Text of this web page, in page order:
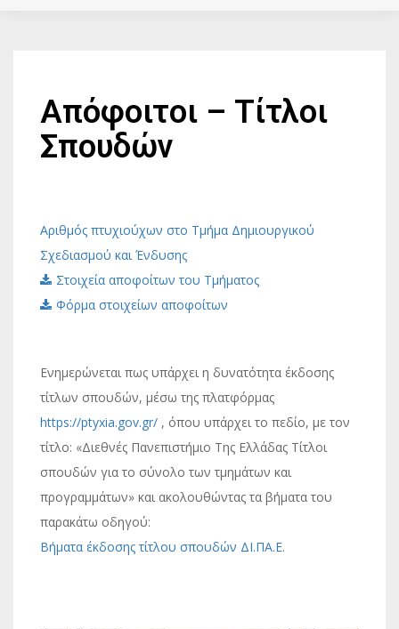
Απόφοιτοι – Τίτλοι
Σπουδών
Αριθμός πτυχιούχων στο Τμήμα Δημιουργικού
Σχεδιασμού και Ένδυσης
Στοιχεία αποφοίτων του Τμήματος
Φόρμα στοιχείων αποφοίτων
Ενημερώνεται πως υπάρχει η δυνατότητα έκδοσης
τίτλων σπουδών, μέσω της πλατφόρμας
https://ptyxia.gov.gr/ , όπου υπάρχει το πεδίο, με τον
τίτλο: «Διεθνές Πανεπιστήμιο Της Ελλάδας Τίτλοι
σπουδών για το σύνολο των τμημάτων και
προγραμμάτων» και ακολουθώντας τα βήματα του
παρακάτω οδηγού:
Βήματα έκδοσης τίτλου σπουδών ΔΙ.ΠΑ.Ε.